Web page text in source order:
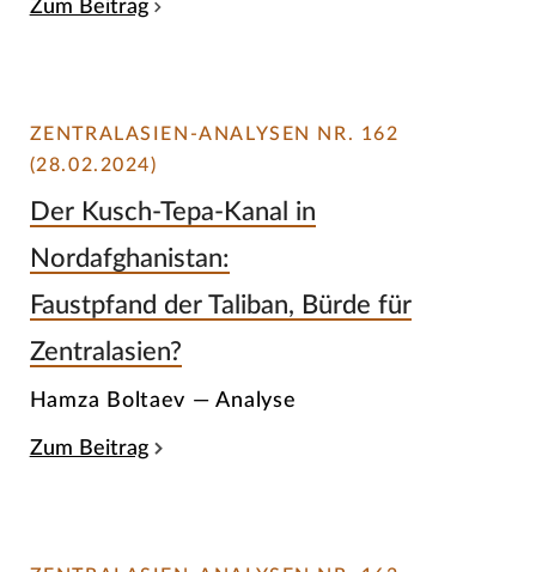
Zum Beitrag
ZENTRALASIEN-ANALYSEN NR. 162
(28.02.2024)
Der Kusch-Tepa-Kanal in
Nordafghanistan:
Faustpfand der Taliban, Bürde für
Zentralasien?
Hamza Boltaev — Analyse
Zum Beitrag